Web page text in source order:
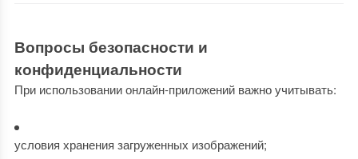
Вопросы безопасности и
конфиденциальности
При использовании онлайн-приложений важно учитывать:
условия хранения загруженных изображений;